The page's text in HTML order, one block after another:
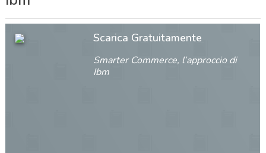
Scarica Gratuitamente
Smarter Commerce, l’approccio di
Ibm